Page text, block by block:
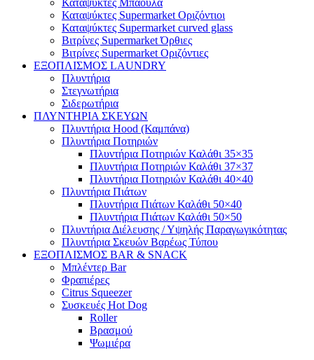
Καταψύκτες Μπαούλα
Καταψύκτες Supermarket Οριζόντιοι
Καταψύκτες Supermarket curved glass
Βιτρίνες Supermarket Όρθιες
Βιτρίνες Supermarket Οριζόντιες
ΕΞΟΠΛΙΣΜΟΣ LAUNDRY
Πλυντήρια
Στεγνωτήρια
Σιδερωτήρια
ΠΛΥΝΤΗΡΙΑ ΣΚΕΥΩΝ
Πλυντήρια Hood (Καμπάνα)
Πλυντήρια Ποτηριών
Πλυντήρια Ποτηριών Καλάθι 35×35
Πλυντήρια Ποτηριών Καλάθι 37×37
Πλυντήρια Ποτηριών Καλάθι 40×40
Πλυντήρια Πιάτων
Πλυντήρια Πιάτων Καλάθι 50×40
Πλυντήρια Πιάτων Καλάθι 50×50
Πλυντήρια Διέλευσης / Υψηλής Παραγωγικότητας
Πλυντήρια Σκευών Βαρέως Τύπου
ΕΞΟΠΛΙΣΜΟΣ BAR & SNACK
Μπλέντερ Bar
Φραπιέρες
Citrus Squeezer
Συσκευές Hot Dog
Roller
Βρασμού
Ψωμιέρα